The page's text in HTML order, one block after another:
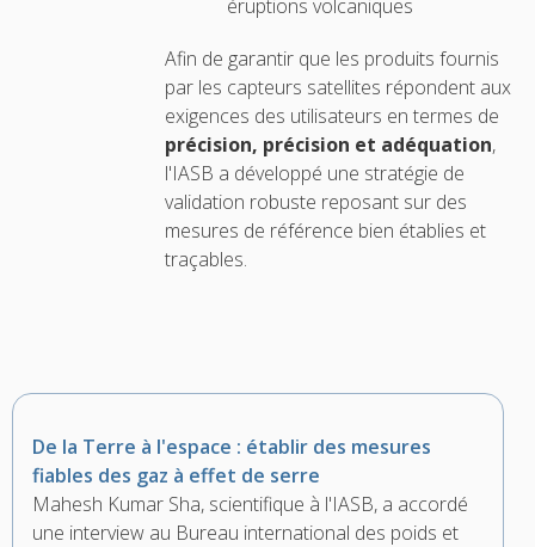
éruptions volcaniques
Afin de garantir que les produits fournis
par les capteurs satellites répondent aux
exigences des utilisateurs en termes de
précision, précision et adéquation,
l'IASB a développé une stratégie de
validation robuste reposant sur des
mesures de référence bien établies et
traçables.
De la Terre à l'espace : établir des mesures
fiables des gaz à effet de serre
Mahesh Kumar Sha, scientifique à l'IASB, a accordé
une interview au Bureau international des poids et